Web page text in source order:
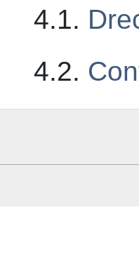
4.1.
4.2.